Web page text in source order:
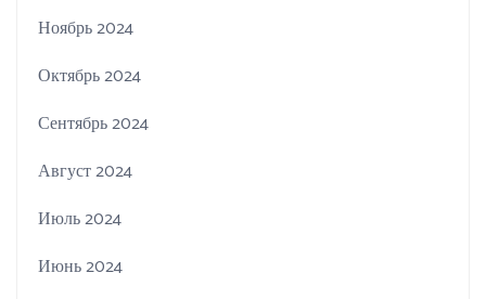
Ноябрь 2024
Октябрь 2024
Сентябрь 2024
Август 2024
Июль 2024
Июнь 2024